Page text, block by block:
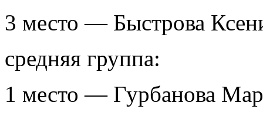
3 место — Быстрова
средняя группа:
1 место — Гурбанова